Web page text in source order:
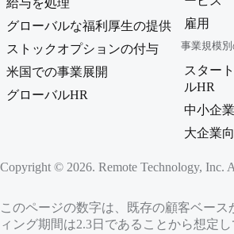
給与を処理
グローバルな福利厚生の提供
ストックオプションの付与
米国での事業展開
グローバルHR
雇用
事業規模
スター
ルHR
中小企
大企業
Copyright © 2026. Remote Technology, Inc.
このページの数字は、既存の顧客ベー
ィング期間は2.3日であることから想定し